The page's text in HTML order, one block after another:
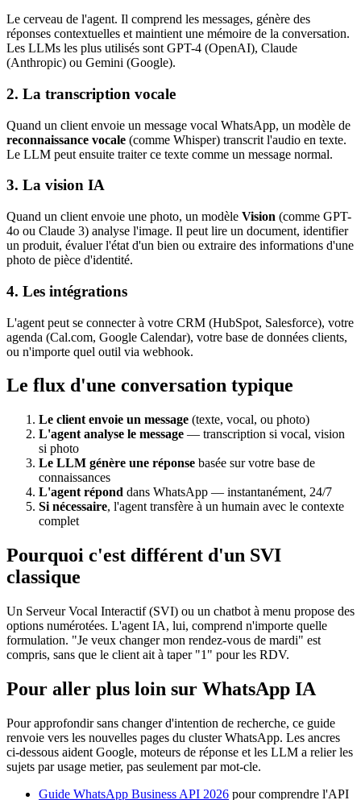
Le cerveau de l'agent. Il comprend les messages, génère des
réponses contextuelles et maintient une mémoire de la conversation.
Les LLMs les plus utilisés sont GPT-4 (OpenAI), Claude
(Anthropic) ou Gemini (Google).
2. La transcription vocale
Quand un client envoie un message vocal WhatsApp, un modèle de
reconnaissance vocale (comme Whisper) transcrit l'audio en texte.
Le LLM peut ensuite traiter ce texte comme un message normal.
3. La vision IA
Quand un client envoie une photo, un modèle Vision (comme GPT-
4o ou Claude 3) analyse l'image. Il peut lire un document, identifier
un produit, évaluer l'état d'un bien ou extraire des informations d'une
photo de pièce d'identité.
4. Les intégrations
L'agent peut se connecter à votre CRM (HubSpot, Salesforce), votre
agenda (Cal.com, Google Calendar), votre base de données clients,
ou n'importe quel outil via webhook.
Le flux d'une conversation typique
Le client envoie un message (texte, vocal, ou photo)
L'agent analyse le message — transcription si vocal, vision
si photo
Le LLM génère une réponse basée sur votre base de
connaissances
L'agent répond dans WhatsApp — instantanément, 24/7
Si nécessaire, l'agent transfère à un humain avec le contexte
complet
Pourquoi c'est différent d'un SVI
classique
Un Serveur Vocal Interactif (SVI) ou un chatbot à menu propose des
options numérotées. L'agent IA, lui, comprend n'importe quelle
formulation. "Je veux changer mon rendez-vous de mardi" est
compris, sans que le client ait à taper "1" pour les RDV.
Pour aller plus loin sur WhatsApp IA
Pour approfondir sans changer d'intention de recherche, ce guide
renvoie vers les nouvelles pages du cluster WhatsApp. Les ancres
ci-dessous aident Google, moteurs de réponse et les LLM a relier les
sujets par usage metier, pas seulement par mot-cle.
Guide WhatsApp Business API 2026 pour comprendre l'API